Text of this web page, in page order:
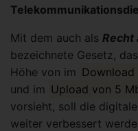
Mit dem auch als Recht
bezeichnete Gesetz,
Höhe von im Download
und im Upload von 5
vorsieht, soll die
weiter verbessert